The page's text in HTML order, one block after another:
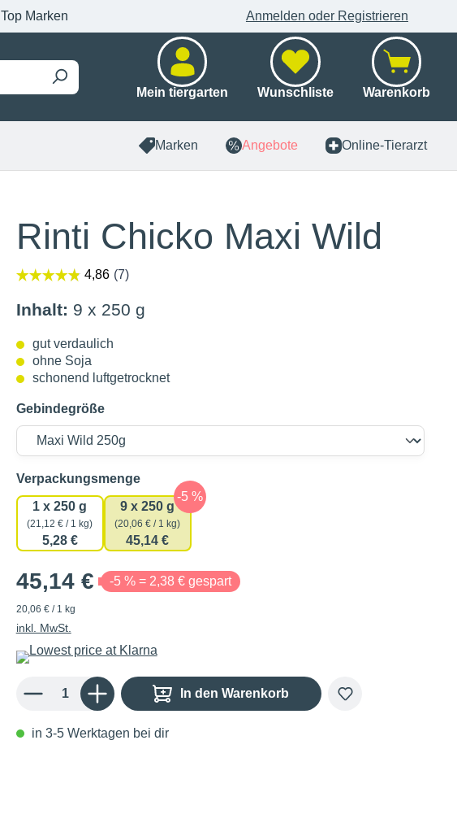
Top Marken Anmelden oder Registrieren
Mein tiergarten Wunschliste Warenkorb
Marken Angebote Online-Tierarzt
Rinti Chicko Maxi Wild
Inhalt: 9 x 250 g
gut verdaulich
ohne Soja
schonend luftgetrocknet
Gebindegröße
Verpackungsmengeauswählen
1 x 250 g
(21,12 € / 1 kg)
5,28 €
9 x 250 g
(20,06 € / 1 kg)
45,14 €
45,14 € -5 % = 2,38 € gespart
20,06 € / 1 kg
inkl. MwSt.
Produkt Anzahl: Gib den gewünschten Wert ein oder benutze die Schaltflächen um die Anzahl zu
In den Warenkorb
in 3-5 Werktagen bei dir